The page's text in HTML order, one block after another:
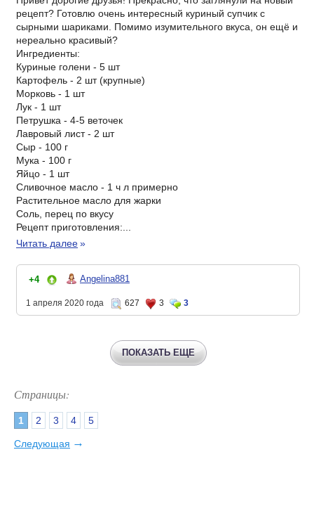
рецепт? Готовлю очень интересный куриный супчик с
сырными шариками. Помимо изумительного вкуса, он ещё и
нереально красивый?
Ингредиенты:
Куриные голени - 5 шт
Картофель - 2 шт (крупные)
Морковь - 1 шт
Лук - 1 шт
Петрушка - 4-5 веточек
Лавровый лист - 2 шт
Сыр - 100 г
Мука - 100 г
Яйцо - 1 шт
Сливочное масло - 1 ч л примерно
Растительное масло для жарки
Соль, перец по вкусу
Рецепт приготовления:...
Читать далее»
+4 Angelina881
1 апреля 2020 года 627 3 3
ПОКАЗАТЬ ЕЩЕ
Страницы:
1 2 3 4 5
Следующая →